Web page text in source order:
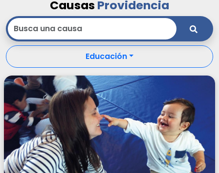
Causas Providencia
Educación